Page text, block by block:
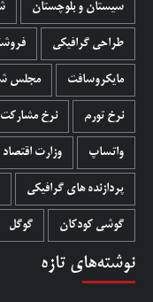
سیستان و بلوچستان
طراحی گرافیکی
مایکروسافت مجلس
نرخ تورم نرخ
واتساپ وزارت اقتصاد
پردازنده های گرافیکی
گوشی کودکان گوگل
نوشته‌های تازه